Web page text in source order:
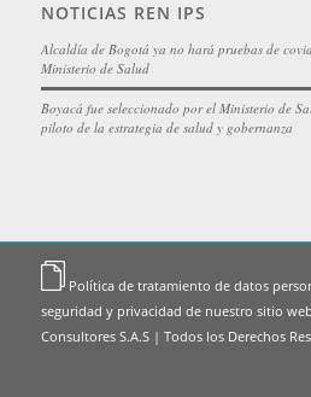
NOTICIAS REN IPS
Alcaldía de Bogotá ya no hará pruebas de
Ministerio de Salud
Boyacá fue seleccionado por el Ministerio de
piloto de la estrategia de salud y gobernanza
Política de tratamiento de datos
seguridad y privacidad de nuestro sitio web
Consultores S.A.S | Todos los Derechos